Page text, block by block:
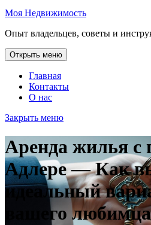
Моя Недвижимость
Опыт владельцев, советы и
Открыть меню
Главная
Контакты
О нас
Закрыть меню
Аренда жилья с
Адлере — Как
идеальный
вашего